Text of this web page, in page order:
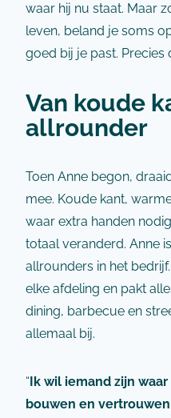
waar hij nu staat. Maar
leven, beland je soms
goed bij je past. Precies
Van koude
allrounder
Toen Anne begon,
mee. Koude kant,
waar extra handen
totaal veranderd. Anne
allrounders in het
elke afdeling en pakt
dining, barbecue en
allemaal bij.
“Ik wil iemand zijn
bouwen en vertrouwen